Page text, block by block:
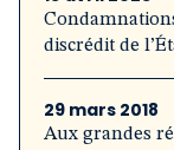
discrédit de
29 mars 2018
Aux grandes